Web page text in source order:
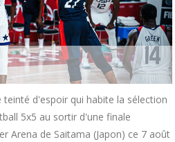
d'espoir qui habite la sélection
5x5 au sortir d'une finale
Arena de Saitama (Japon) ce 7 août